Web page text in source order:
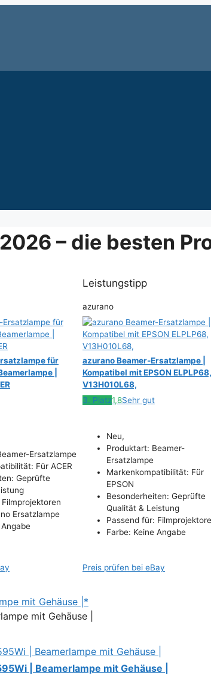
– die besten
Leistungstipp
azurano
für
|
azurano Beamer-Ersatzlampe |
Kompatibel mit EPSON ELPLP68,
V13H010L68,
3. Platz1,8Sehr gut
Ersatzlampe
Für ACER
Geprüfte
Ersatzlampe
Neu,
Produktart: Beamer-
Ersatzlampe
Markenkompatibilität: Für
EPSON
Besonderheiten: Geprüfte
Qualität & Leistung
Passend für:
Farbe: Keine Angabe
Preis prüfen bei eBay
mit Gehäuse |*
| Beamerlampe mit Gehäuse |